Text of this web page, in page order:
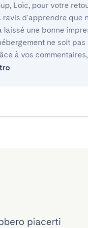
Loïc, pour votre
ravis d'apprendre que
laissé une bonne
ne soit pas
à vos commentaires,
piacerti